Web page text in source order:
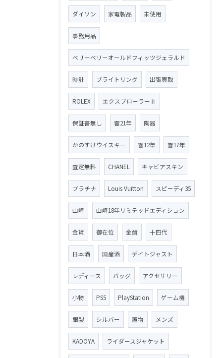
ダイソン 家電製品 未使用
事務用品
ベリーベリーオールドフィッツジェラルド
時計 ブライトリング 出張買取
ROLEX エクスプローラーⅡ
保証書無し 響21年 陶器
かのすけウイスキー 響12年 響17年
査定無料 CHANEL キャビアスキン
プラチナ Louis Vuitton スピーディ35
山崎 山崎18年リミテッドエディション
金貨 御在位 金歯 十四代
日本酒 国産酒 デイトジャスト
レディース バッグ アクセサリー
小物 PS5 PlayStation ゲーム機
銀製 シルバー 置物 メンズ
KADOYA ライダースジャケット